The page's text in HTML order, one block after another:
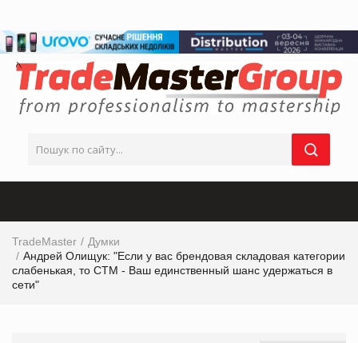
TradeMaster
Думки
Андрей Олищук: "Если у вас брендовая складовая категории
слабенькая, то СТМ - Ваш единственный шанс удержаться в
сети"